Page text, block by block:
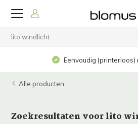
Eenvoudig (printerloos)
Alle producten
Zoekresultaten voor lito